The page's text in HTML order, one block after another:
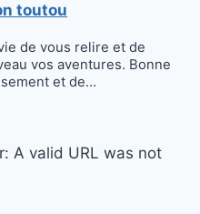
toutou
de vous relire et de
vos aventures. Bonne
et de…
A valid URL was not